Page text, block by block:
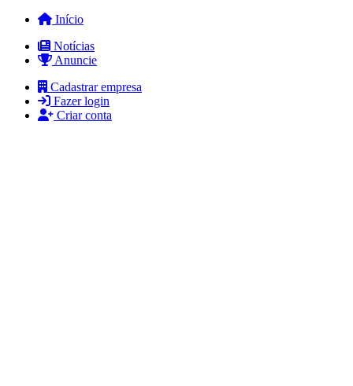
Início
Notícias
Anuncie
Cadastrar empresa
Fazer login
Criar conta